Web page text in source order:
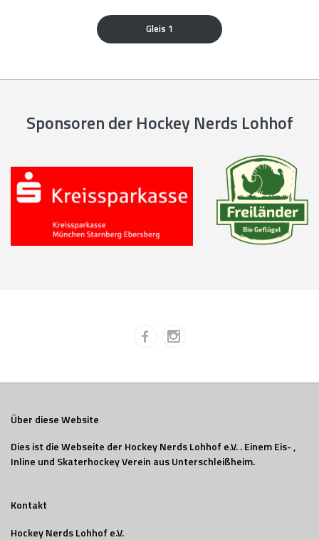
Gleis 1
Sponsoren der Hockey Nerds Lohhof
Über diese Website
Dies ist die Webseite der Hockey Nerds Lohhof e.V. . Einem Eis- ,
Inline und Skaterhockey Verein aus Unterschleißheim.
Kontakt
Hockey Nerds Lohhof e.V.